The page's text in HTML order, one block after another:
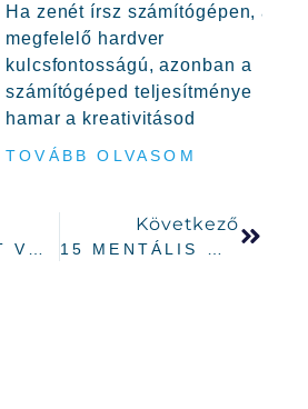
Ha zenét írsz számítógépen, a
megfelelő hardver
kulcsfontosságú, azonban a
számítógéped teljesítménye
hamar a kreativitásod
TOVÁBB OLVASOM
Következő